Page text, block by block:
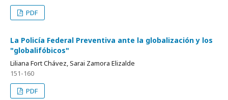
PDF
La Policía Federal Preventiva ante la globalización y los
"globalifóbicos"
Liliana Fort Chávez, Sarai Zamora Elizalde
151-160
PDF